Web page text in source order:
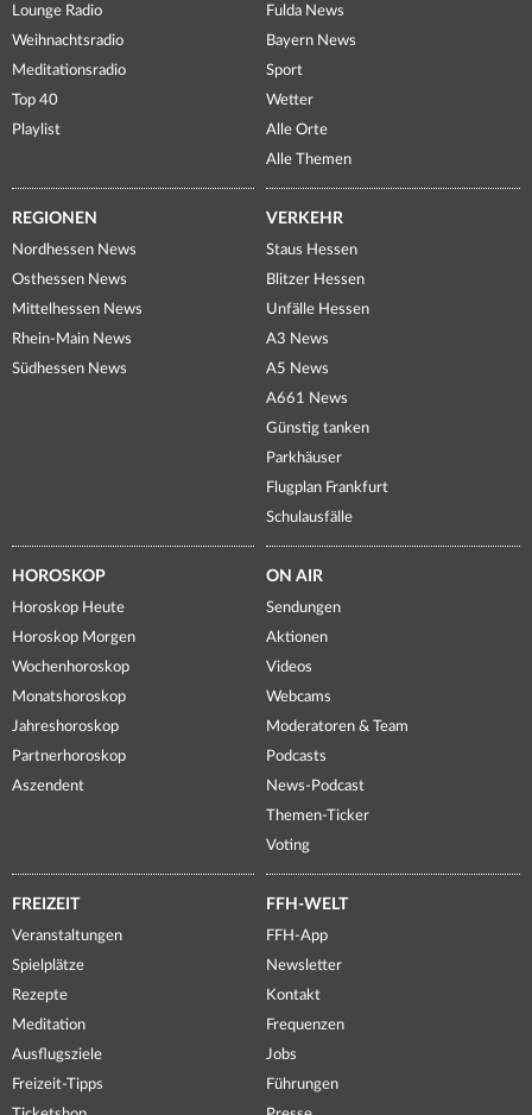
Lounge Radio
Weihnachtsradio
Meditationsradio
Top 40
Playlist
Fulda News
Bayern News
Sport
Wetter
Alle Orte
Alle Themen
REGIONEN
Nordhessen News
Osthessen News
Mittelhessen News
Rhein-Main News
Südhessen News
VERKEHR
Staus Hessen
Blitzer Hessen
Unfälle Hessen
A3 News
A5 News
A661 News
Günstig tanken
Parkhäuser
Flugplan Frankfurt
Schulausfälle
HOROSKOP
Horoskop Heute
Horoskop Morgen
Wochenhoroskop
Monatshoroskop
Jahreshoroskop
Partnerhoroskop
Aszendent
ON AIR
Sendungen
Aktionen
Videos
Webcams
Moderatoren & Team
Podcasts
News-Podcast
Themen-Ticker
Voting
FREIZEIT
Veranstaltungen
Spielplätze
Rezepte
Meditation
Ausflugsziele
Freizeit-Tipps
FFH-WELT
FFH-App
Newsletter
Kontakt
Frequenzen
Jobs
Führungen